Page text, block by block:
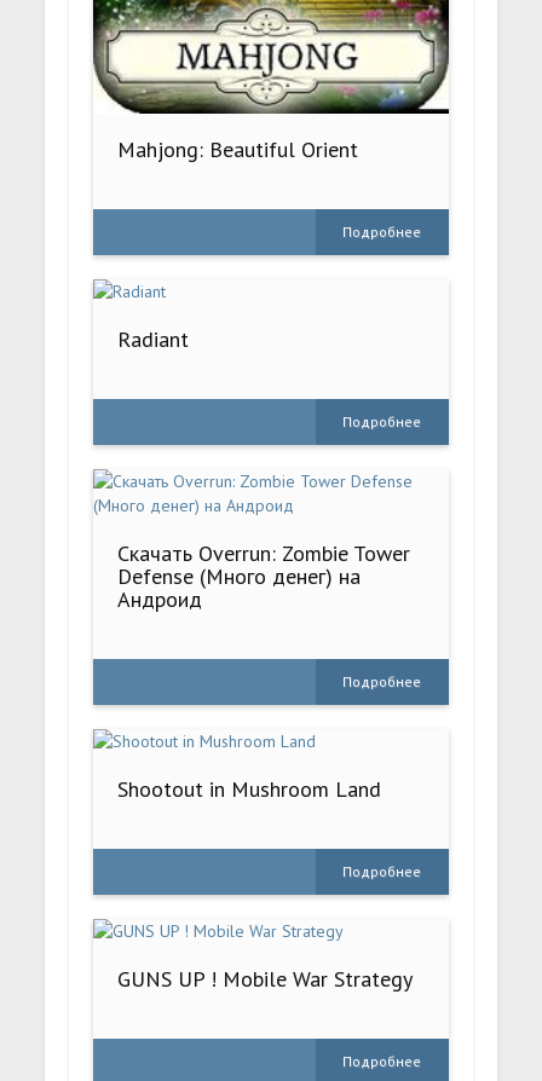
Mahjong: Beautiful Orient
Подробнее
Radiant
Подробнее
Скачать Overrun: Zombie Tower
Defense (Много денег) на
Андроид
Подробнее
Shootout in Mushroom Land
Подробнее
GUNS UP ! Mobile War Strategy
Подробнее